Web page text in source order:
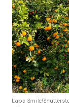
Lapa Smile/